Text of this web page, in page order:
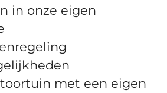
in onze eigen
met een eigen